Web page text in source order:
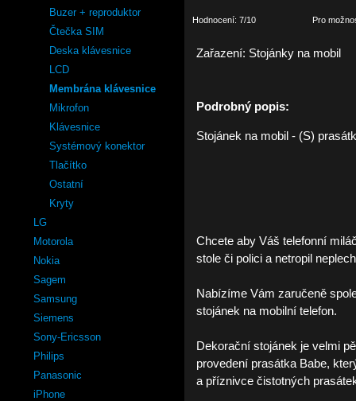
Buzer + reproduktor
Čtečka SIM
Deska klávesnice
LCD
Membrána klávesnice
Mikrofon
Klávesnice
Systémový konektor
Tlačítko
Ostatní
Kryty
LG
Motorola
Nokia
Sagem
Samsung
Siemens
Sony-Ericsson
Philips
Panasonic
iPhone
Hodnocení: 7/10 Pro
Zařazení: Stojánky na mobil
Podrobný popis:
Stojánek na mobil - (S)
Chcete aby Váš telefonní
stole či polici a netropil
Nabízíme Vám zaručeně
stojánek na mobilní telefon.
Dekorační stojánek je velmi
provedení prasátka Babe,
a příznivce čistotných